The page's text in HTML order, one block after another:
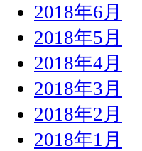
2018年6月
2018年5月
2018年4月
2018年3月
2018年2月
2018年1月